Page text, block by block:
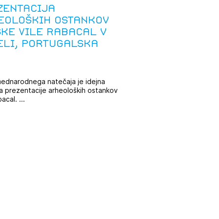
ostankov
Vile Rabacal v
Portugalska
natečaja je idejna
prezentacije arheoloških ostankov
...